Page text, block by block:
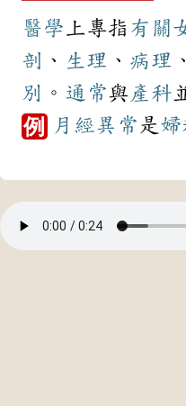
醫學 上專指 有關
剖 、 生理 、 病理 、
別 。 通常與 產科
例 月經 異常 是 婦